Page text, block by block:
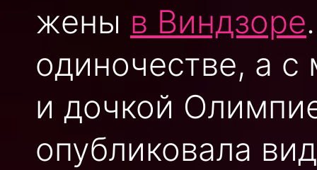
жены в Виндзоре
одиночестве, а
и дочкой
опубликовала